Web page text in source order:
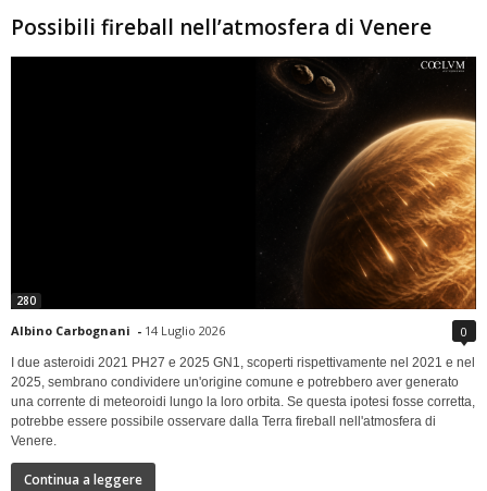
Possibili fireball nell’atmosfera di Venere
280
Albino Carbognani - 14 Luglio 2026 0
I due asteroidi 2021 PH27 e 2025 GN1, scoperti rispettivamente nel 2021 e nel
2025, sembrano condividere un'origine comune e potrebbero aver generato
una corrente di meteoroidi lungo la loro orbita. Se questa ipotesi fosse corretta,
potrebbe essere possibile osservare dalla Terra fireball nell'atmosfera di
Venere.
Continua a leggere